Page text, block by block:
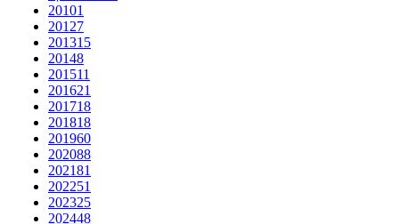
20101
20127
201315
20148
201511
201621
201718
201818
201960
202088
202181
202251
202325
202448